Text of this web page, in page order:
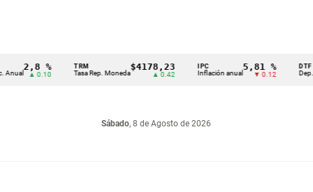
%
▲ 0.10
TRM
Tasa Rep. Moneda
$4178,23
▲ 0.42
IPC
Inflación anual
5,81 %
▼ 0.12
DTF
Dep.
Sábado, 8 de Agosto de 2026